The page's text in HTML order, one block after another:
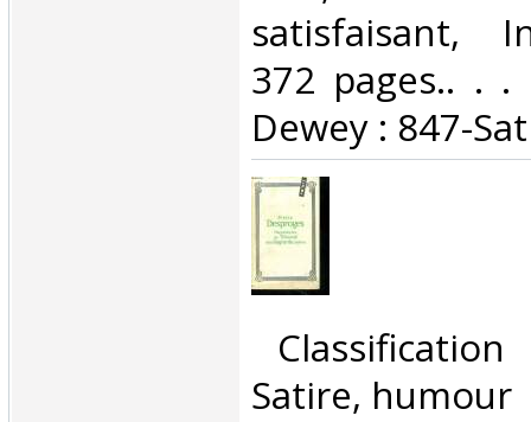
satisfaisant,
372 pages.. . .
Dewey : 847-
Satire, humour‎